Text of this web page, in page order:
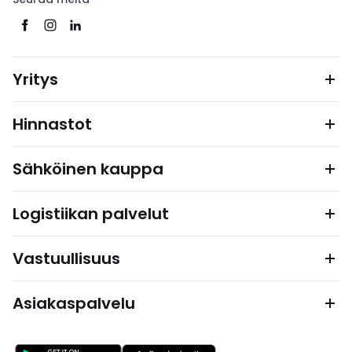
Yritys
Hinnastot
Sähköinen kauppa
Logistiikan palvelut
Vastuullisuus
Asiakaspalvelu